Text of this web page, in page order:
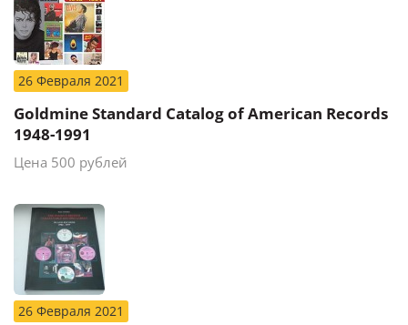
26 Февраля 2021
Goldmine Standard Catalog of American Records
1948-1991
Цена 500 рублей
26 Февраля 2021